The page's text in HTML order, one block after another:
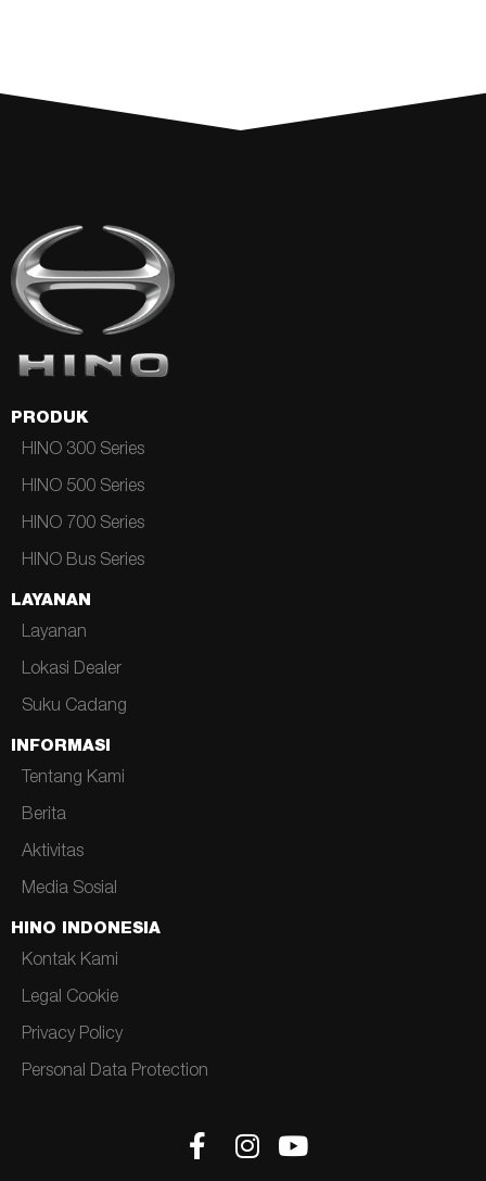
PRODUK
HINO 300 Series
HINO 500 Series
HINO 700 Series
HINO Bus Series
LAYANAN
Layanan
Lokasi Dealer
Suku Cadang
INFORMASI
Tentang Kami
Berita
Aktivitas
Media Sosial
HINO INDONESIA
Kontak Kami
Legal Cookie
Privacy Policy
Personal Data Protection